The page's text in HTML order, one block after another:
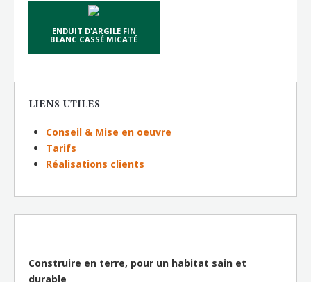
ENDUIT D'ARGILE FIN
BLANC CASSÉ MICATÉ
LIENS UTILES
Conseil & Mise en oeuvre
Tarifs
Réalisations clients
Construire en terre, pour un habitat sain et
durable